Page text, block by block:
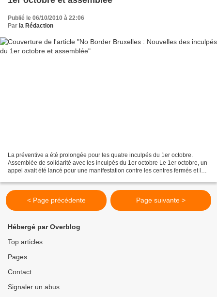
Publié le 06/10/2010 à 22:06
Par la Rédaction
La préventive a été prolongée pour les quatre inculpés du 1er octobre.
Assemblée de solidarité avec les inculpés du 1er octobre Le 1er octobre, un
appel avait été lancé pour une manifestation contre les centres fermés et les
< Page précédente Page suivante >
Hébergé par Overblog
Top articles
Pages
Contact
Signaler un abus